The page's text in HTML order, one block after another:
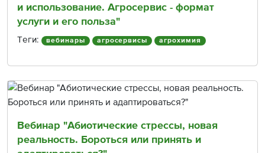
и использование. Агросервис - формат
услуги и его польза"
Теги: вебинары агросервисы агрохимия
Вебинар "Абиотические стрессы, новая
реальность. Бороться или принять и